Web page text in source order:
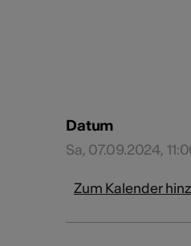
Datum
Sa, 07.09.2024,
Zum Kalender